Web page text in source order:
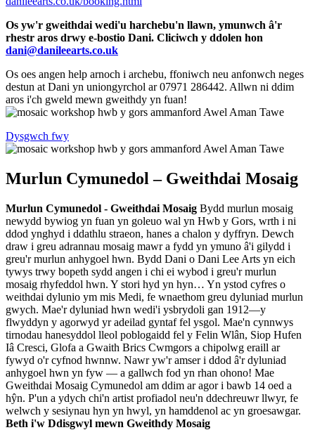
Os yw'r gweithdai wedi'u harchebu'n llawn, ymunwch â'r
rhestr aros drwy e-bostio Dani. Cliciwch y ddolen hon
dani@danileearts.co.uk
Os oes angen help arnoch i archebu, ffoniwch neu anfonwch neges
destun at Dani yn uniongyrchol ar 07971 286442. Allwn ni ddim
aros i'ch gweld mewn gweithdy yn fuan!
Dysgwch fwy
Murlun Cymunedol – Gweithdai Mosaig
Murlun Cymunedol - Gweithdai Mosaig Bydd murlun mosaig
newydd bywiog yn fuan yn goleuo wal yn Hwb y Gors, wrth i ni
ddod ynghyd i ddathlu straeon, hanes a chalon y dyffryn. Dewch
draw i greu adrannau mosaig mawr a fydd yn ymuno â'i gilydd i
greu'r murlun anhygoel hwn. Bydd Dani o Dani Lee Arts yn eich
tywys trwy bopeth sydd angen i chi ei wybod i greu'r murlun
mosaig rhyfeddol hwn. Y stori hyd yn hyn… Yn ystod cyfres o
weithdai dylunio ym mis Medi, fe wnaethom greu dyluniad murlun
gwych. Mae'r dyluniad hwn wedi'i ysbrydoli gan 1912—y
flwyddyn y agorwyd yr adeilad gyntaf fel ysgol. Mae'n cynnwys
tirnodau hanesyddol lleol poblogaidd fel y Felin Wlân, Siop Hufen
Iâ Cresci, Glofa a Gwaith Brics Cwmgors a chipolwg eraill ar
fywyd o'r cyfnod hwnnw. Nawr yw'r amser i ddod â'r dyluniad
anhygoel hwn yn fyw — a gallwch fod yn rhan ohono! Mae
Gweithdai Mosaig Cymunedol am ddim ar agor i bawb 14 oed a
hŷn. P'un a ydych chi'n artist profiadol neu'n ddechreuwr llwyr, fe
welwch y sesiynau hyn yn hwyl, yn hamddenol ac yn groesawgar.
Beth i'w Ddisgwyl mewn Gweithdy Mosaig